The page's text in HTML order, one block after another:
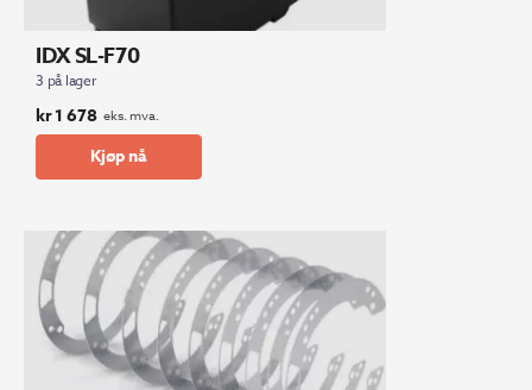
IDX SL-F70
3 på lager
kr1 678 eks. mva.
Kjøp nå